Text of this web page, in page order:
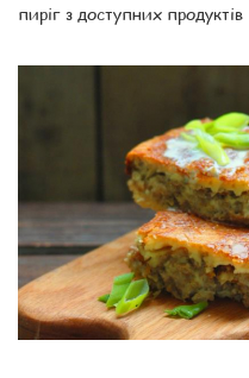
пиріг з доступних продуктів